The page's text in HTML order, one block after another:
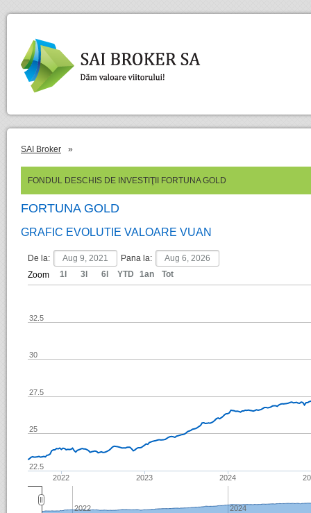
SAI Broker »
FONDUL DESCHIS DE INVESTIŢII FORTUNA GOLD
FORTUNA GOLD
GRAFIC EVOLUTIE VALOARE VUAN
De la:
Pana la:
Zoom
2022 2023 2024
22.5
25
27.5
30
32.5
2022 2024
1l 3l 6l YTD 1an Tot